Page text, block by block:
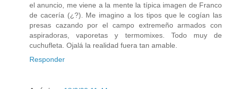
el anuncio, me viene a la mente la típica imagen de Franco
de cacería (¿?). Me imagino a los tipos que le cogían las
presas cazando por el campo extremeño armados con
aspiradoras, vaporetas y termomixes. Todo muy de
cuchufleta. Ojalá la realidad fuera tan amable.
Responder